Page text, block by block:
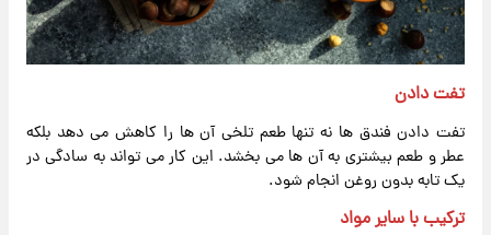
تفت دادن
تفت دادن فندق ها نه تنها طعم تلخی آن ها را کاهش می دهد بلکه
عطر و طعم بیشتری به آن ها می بخشد. این کار می تواند به سادگی در
یک تابه بدون روغن انجام شود.
ترکیب با سایر مواد